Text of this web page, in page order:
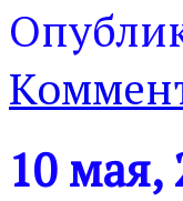
10 мая,